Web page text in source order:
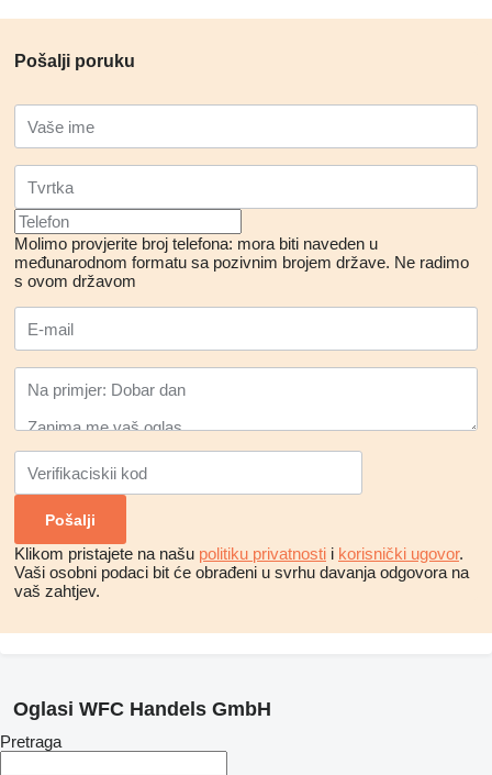
Pošalji poruku
Molimo provjerite broj telefona: mora biti naveden u
međunarodnom formatu sa pozivnim brojem države. Ne radimo
s ovom državom
Klikom pristajete na našu politiku privatnosti i korisnički ugovor.
Vaši osobni podaci bit će obrađeni u svrhu davanja odgovora na
vaš zahtjev.
Oglasi WFC Handels GmbH
Pretraga